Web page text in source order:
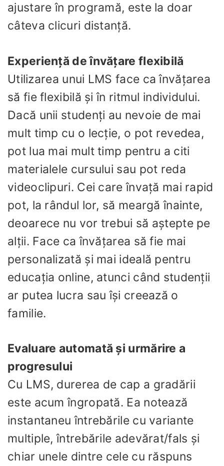
ajustare în programă, este la doar
câteva clicuri distanță.
Experiență de învățare flexibilă
Utilizarea unui LMS face ca învățarea
să fie flexibilă și în ritmul individului.
Dacă unii studenți au nevoie de mai
mult timp cu o lecție, o pot revedea,
pot lua mai mult timp pentru a citi
materialele cursului sau pot reda
videoclipuri. Cei care învață mai rapid
pot, la rândul lor, să meargă înainte,
deoarece nu vor trebui să aștepte pe
alții. Face ca învățarea să fie mai
personalizată și mai ideală pentru
educația online, atunci când studenții
ar putea lucra sau își creează o
familie.
Evaluare automată și urmărire a
progresului
Cu LMS, durerea de cap a gradării
este acum îngropată. Ea notează
instantaneu întrebările cu variante
multiple, întrebările adevărat/fals și
chiar unele dintre cele cu răspuns